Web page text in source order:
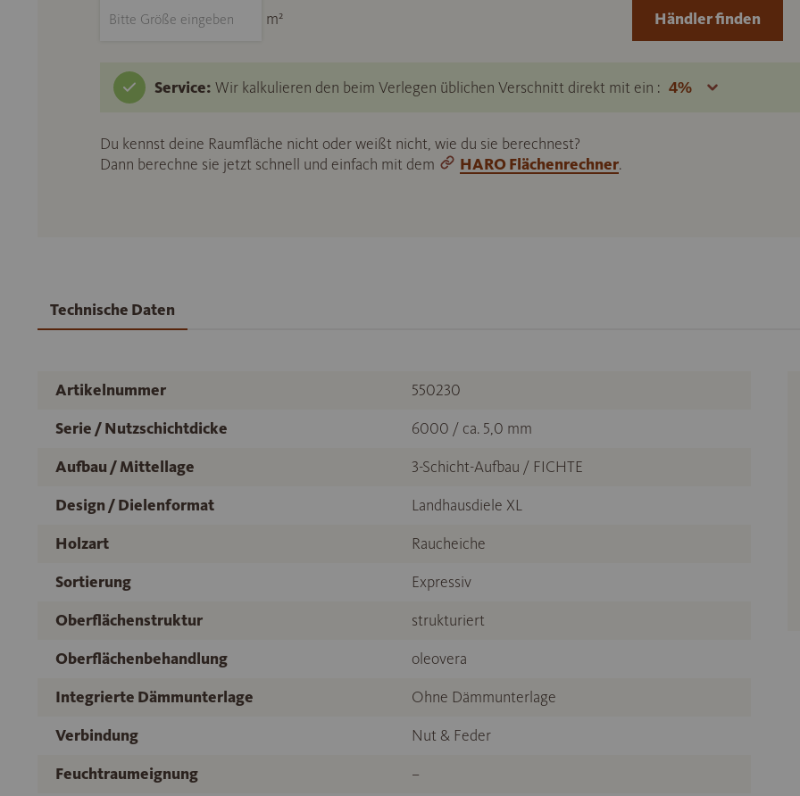
m²
Service: Wir kalkulieren den beim Verlegen üblichen Verschnitt direkt mit ein :
Du kennst deine Raumfläche nicht oder weißt nicht, wie du sie berechnest?
Dann berechne sie jetzt schnell und einfach mit dem
HARO Flächenrechner.
Händler finden
Technische Daten
Artikelnummer
550230
Serie / Nutzschichtdicke
6000 / ca. 5,0 mm
Aufbau / Mittellage
3-Schicht-Aufbau / FICHTE
Design / Dielenformat
Landhausdiele XL
Holzart
Raucheiche
Sortierung
Expressiv
Oberflächenstruktur
strukturiert
Oberflächenbehandlung
oleovera
Integrierte Dämmunterlage
Ohne Dämmunterlage
Verbindung
Nut & Feder
Feuchtraumeignung
–